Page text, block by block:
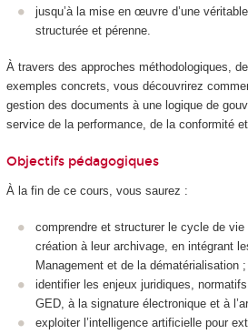
jusqu’à la mise en œuvre d’une
structurée et pérenne.
À travers des approches méthodologiques,
exemples concrets, vous découvrirez
gestion des documents à une logique de
service de la performance, de la conformité
Objectifs pédagogiques
À la fin de ce cours, vous saurez :
comprendre et structurer le cycle de
création à leur archivage, en intégrant
Management et de la dématérialisation ;
identifier les enjeux juridiques,
GED, à la signature électronique et à
exploiter l’intelligence artificielle pour